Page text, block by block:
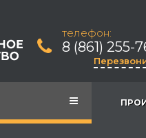
телефон:
8 (861) 255-